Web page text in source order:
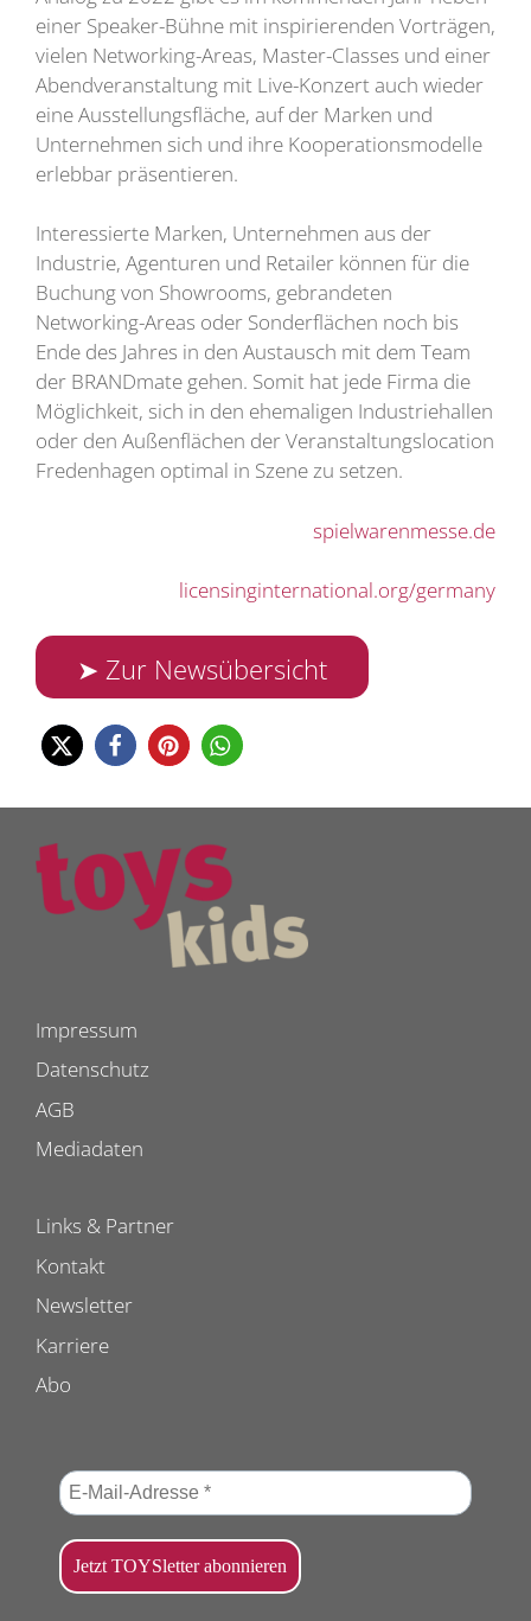
einer Speaker-Bühne mit inspirierenden Vorträgen,
vielen Networking-Areas, Master-Classes und einer
Abendveranstaltung mit Live-Konzert auch wieder
eine Ausstellungsfläche, auf der Marken und
Unternehmen sich und ihre Kooperationsmodelle
erlebbar präsentieren.
Interessierte Marken, Unternehmen aus der
Industrie, Agenturen und Retailer können für die
Buchung von Showrooms, gebrandeten
Networking-Areas oder Sonderflächen noch bis
Ende des Jahres in den Austausch mit dem Team
der BRANDmate gehen. Somit hat jede Firma die
Möglichkeit, sich in den ehemaligen Industriehallen
oder den Außenflächen der Veranstaltungslocation
Fredenhagen optimal in Szene zu setzen.
spielwarenmesse.de
licensinginternational.org/germany
➤ Zur Newsübersicht
Impressum
Datenschutz
AGB
Mediadaten
Links & Partner
Kontakt
Newsletter
Karriere
Abo